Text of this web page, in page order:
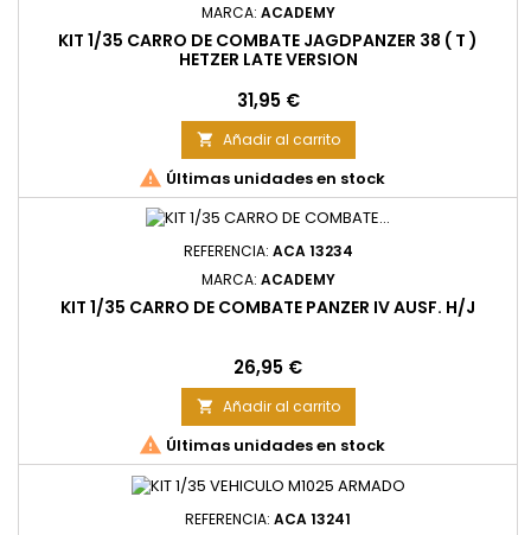
MARCA: ACADEMY
KIT 1/35 CARRO DE COMBATE JAGDPANZER 38 ( T )
HETZER LATE VERSION
Precio
31,95 €
 Añadir al carrito
 Últimas unidades en stock
REFERENCIA: ACA 13234
MARCA: ACADEMY
KIT 1/35 CARRO DE COMBATE PANZER IV AUSF. H/J
Precio
26,95 €
 Añadir al carrito
 Últimas unidades en stock
REFERENCIA: ACA 13241